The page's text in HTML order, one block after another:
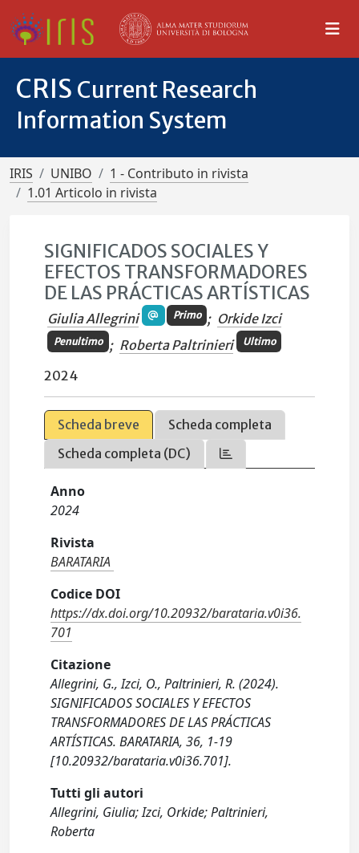
CRIS Current Research
Information System
IRIS UNIBO
1 - Contributo in rivista
1.01 Articolo in rivista
SIGNIFICADOS SOCIALES Y
EFECTOS TRANSFORMADORES
DE LAS PRÁCTICAS ARTÍSTICAS
Giulia Allegrini Primo ; Orkide Izci
Penultimo ; Roberta Paltrinieri Ultimo
2024
Scheda breve
Scheda completa
Scheda completa (DC)
Anno
2024
Rivista
BARATARIA
Codice DOI
https://dx.doi.org/10.20932/barataria.v0i36.
701
Citazione
Allegrini, G., Izci, O., Paltrinieri, R. (2024).
SIGNIFICADOS SOCIALES Y EFECTOS
TRANSFORMADORES DE LAS PRÁCTICAS
ARTÍSTICAS. BARATARIA, 36, 1-19
[10.20932/barataria.v0i36.701].
Tutti gli autori
Allegrini, Giulia; Izci, Orkide; Paltrinieri,
Roberta